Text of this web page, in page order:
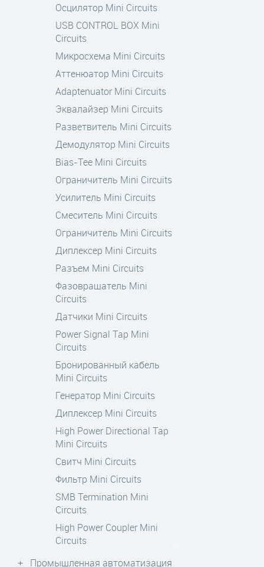
Осцилятор Mini Circuits
USB CONTROL BOX Mini
Circuits
Микросхема Mini Circuits
Аттенюатор Mini Circuits
Adaptenuator Mini Circuits
Эквалайзер Mini Circuits
Разветвитель Mini Circuits
Демодулятор Mini Circuits
Bias-Tee Mini Circuits
Oграничитель Mini Circuits
Усилитель Mini Circuits
Смеситель Mini Circuits
Ограничитель Mini Circuits
Диплексер Mini Circuits
Разъем Mini Circuits
Фазовращатель Mini
Circuits
Датчики Mini Circuits
Power Signal Tap Mini
Circuits
Бронированный кабель
Mini Circuits
Генератор Mini Circuits
Диплексер Mini Circuits
High Power Directional Tap
Mini Circuits
Свитч Mini Circuits
Фильтр Mini Circuits
SMB Termination Mini
Circuits
High Power Coupler Mini
Circuits
Промышленная автоматизация